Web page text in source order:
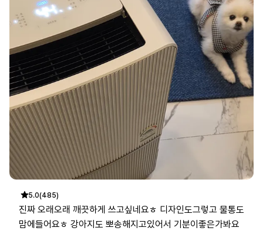
이쁜모델 잘부탁드려요 ㅎ 화이팅!위닉스 ㅎ
5.0(485)
진짜 오래오래 깨끗하게 쓰고싶네요ㅎ 디자인도그렇고 물통도
맘에들어요ㅎ 강아지도 뽀송해지고있어서 기분이좋은가봐요